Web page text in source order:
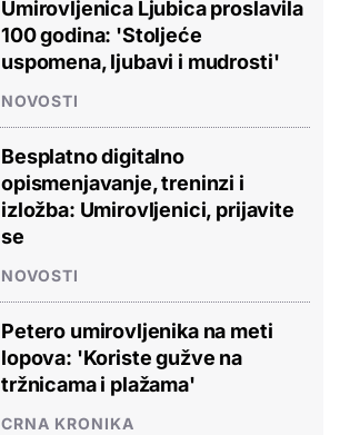
Umirovljenica Ljubica proslavila
100 godina: 'Stoljeće
uspomena, ljubavi i mudrosti'
NOVOSTI
Besplatno digitalno
opismenjavanje, treninzi i
izložba: Umirovljenici, prijavite
se
NOVOSTI
Petero umirovljenika na meti
lopova: 'Koriste gužve na
tržnicama i plažama'
CRNA KRONIKA